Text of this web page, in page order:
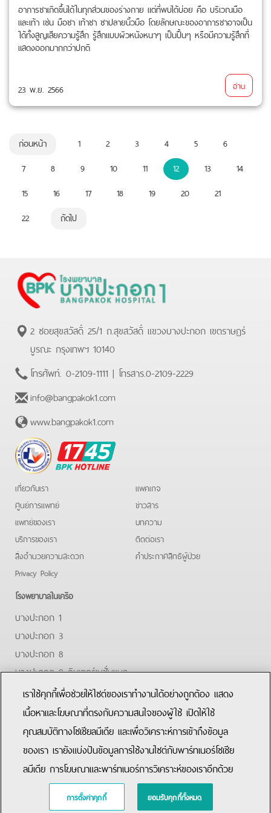
อาการชาเกิดขึ้นได้ในทุกส่วนของร่างกาย แต่ที่พบได้บ่อย คือ บริเวณมือ
และเท้า เช่น มือชา เท้าชา ชาปลายนิ้วมือ โดยลักษณะของอาการชาอาจเป็น
ได้ทั้งสูญเสียความรู้สึก รู้สึกแบบผิวหนังหนาๆ เป็นปื้นๆ หรือมีความรู้สึกที่
แสดงออกมากกว่าปกติ
23 พ.ย. 2566 อ่าน
ก่อนหน้า 1 2 3 4 5
6
7
8 9 10 11 12 13
14
15
16 17 18 19 20
21
22
ถัดไป
2 ซอยสุขสวัสดิ์ 25/1 ถ.สุขสวัสดิ์ แขวงบางปะกอก เขตราษฏร์
บูรณะ กรุงเทพฯ 10140
โทรศัพท์. 0-2109-1111 | โทรสาร.0-2109-2229
info@bangpakok1.com
www.bangpakok1.com
BPK
Hotline
เกี่ยวกับเรา
ศูนย์การแพทย์
แพทย์ของเรา
บริการของเรา
สิ่งอำนวยความสะดวก
Privacy Policy
แพคเกจ
ข่าวสาร
บทความ
ติดต่อเรา
คําประกาศสิทธิผู้ป่วย
โรงพยาบาลในเครือ
บางปะกอก 1
บางปะกอก 3
บางปะกอก 8
บางปะกอก 9 อินเตอร์เนชั่นแนล
ปิยะเวท
บางปะกอก-รังสิต 2
FacebookYoutubeLine
Copyright © 2015 Bangpakok Hospital All rights reserved.
เราใช้คุกกี้เพื่อช่วยให้ไซต์ของเราทำงานได้อย่างถูกต้อง แสดง
เนื้อหาและโฆษณาที่ตรงกับความสนใจของผู้ใช้ เปิดให้ใช้
คุณสมบัติทางโซเชียลมีเดีย และเพื่อวิเคราะห์การเข้าถึงข้อมูล
ของเรา เรายังแบ่งปันข้อมูลการใช้งานไซต์กับพาร์ทเนอร์โซเชีย
ลมีเดีย การโฆษณาและพาร์ทเนอร์การวิเคราะห์ของเราอีกด้วย
การตั้งค่าคุกกี้ ยอมรับคุกกี้ทั้งหมด